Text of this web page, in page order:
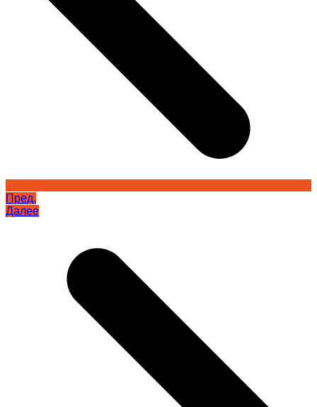
Пред.
Далее